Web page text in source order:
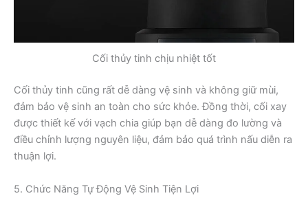
Cối thủy tinh chịu nhiệt tốt
Cối thủy tinh cũng rất dễ dàng vệ sinh và không giữ mùi,
đảm bảo vệ sinh an toàn cho sức khỏe. Đồng thời, cối xay
được thiết kế với vạch chia giúp bạn dễ dàng đo lường và
điều chỉnh lượng nguyên liệu, đảm bảo quá trình nấu diễn ra
thuận lợi.
5. Chức Năng Tự Động Vệ Sinh Tiện Lợi